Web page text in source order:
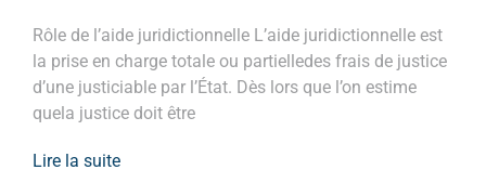
Rôle de l’aide juridictionnelle L’aide juridictionnelle est
la prise en charge totale ou partielledes frais de justice
d’une justiciable par l’État. Dès lors que l’on estime
quela justice doit être
Lire la suite